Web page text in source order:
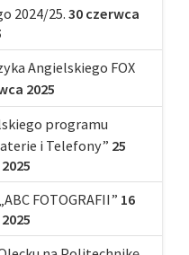
2024/25. 30 czerwca
Angielskiego FOX
2025
programu
i Telefony” 25
FOTOGRAFII” 16